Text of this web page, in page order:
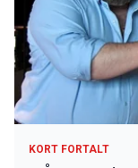
KORT FORTALT